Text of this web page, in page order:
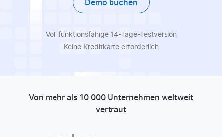
Demo buchen
Voll funktionsfähige 14-Tage-Testversion
Keine Kreditkarte erforderlich
Von mehr als 10 000 Unternehmen weltweit
vertraut